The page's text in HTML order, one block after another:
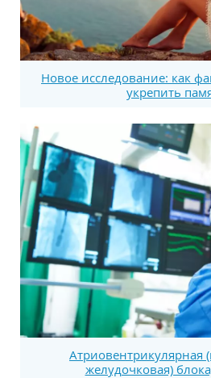
Новое исследование: как
укрепить
Атриовентрикулярная
желудочковая)